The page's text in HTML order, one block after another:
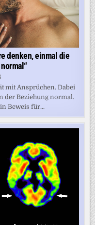
denken, einmal die
mit Ansprüchen. Dabei
der Beziehung normal.
Beweis für...